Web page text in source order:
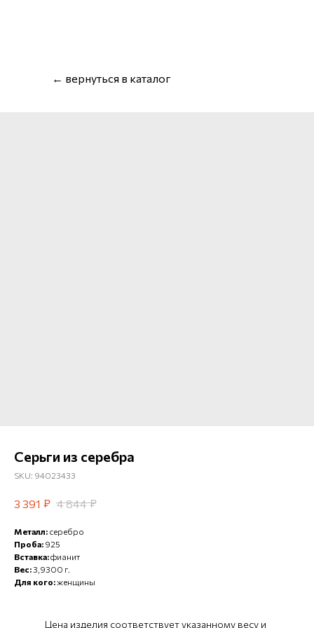
← вернуться в каталог
Серьги из серебра
SKU: 94023433
3 391 ₽ 4 844 ₽
Металл: серебро
Проба: 925
Вставка:фианит
Вес:3,9300 г.
Для кого:женщины
Цена изделия соответствует указанному весу и